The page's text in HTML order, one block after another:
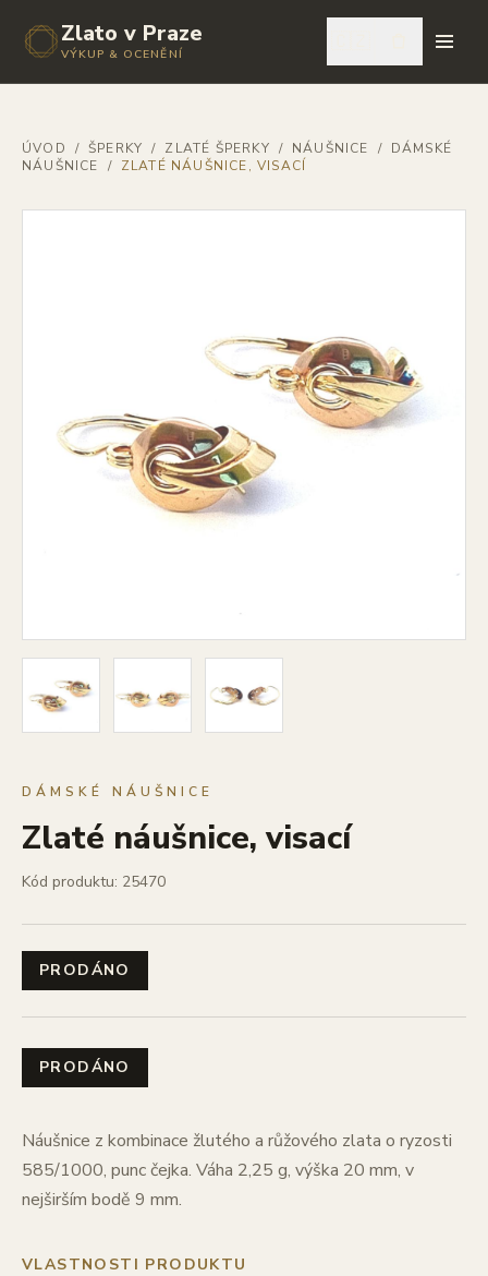
Zlato v Praze
VÝKUP & OCENĚNÍ
ÚVOD / ŠPERKY / ZLATÉ ŠPERKY / NÁUŠNICE / DÁMSKÉ
NÁUŠNICE
/ ZLATÉ NÁUŠNICE, VISACÍ
DÁMSKÉ NÁUŠNICE
Zlaté náušnice, visací
Kód produktu: 25470
PRODÁNO
PRODÁNO
Náušnice z kombinace žlutého a růžového zlata o ryzosti
585/1000, punc čejka. Váha 2,25 g, výška 20 mm, v
nejširším bodě 9 mm.
VLASTNOSTI PRODUKTU